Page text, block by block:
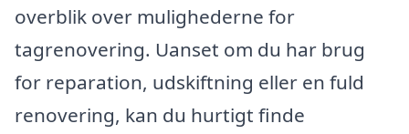
overblik over mulighederne for
tagrenovering. Uanset om du har brug
for reparation, udskiftning eller en fuld
renovering, kan du hurtigt finde